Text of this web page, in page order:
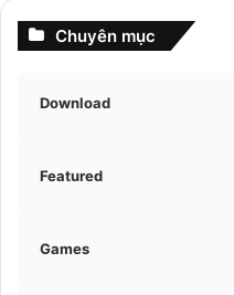
Chuyên mục
Download
Featured
Games